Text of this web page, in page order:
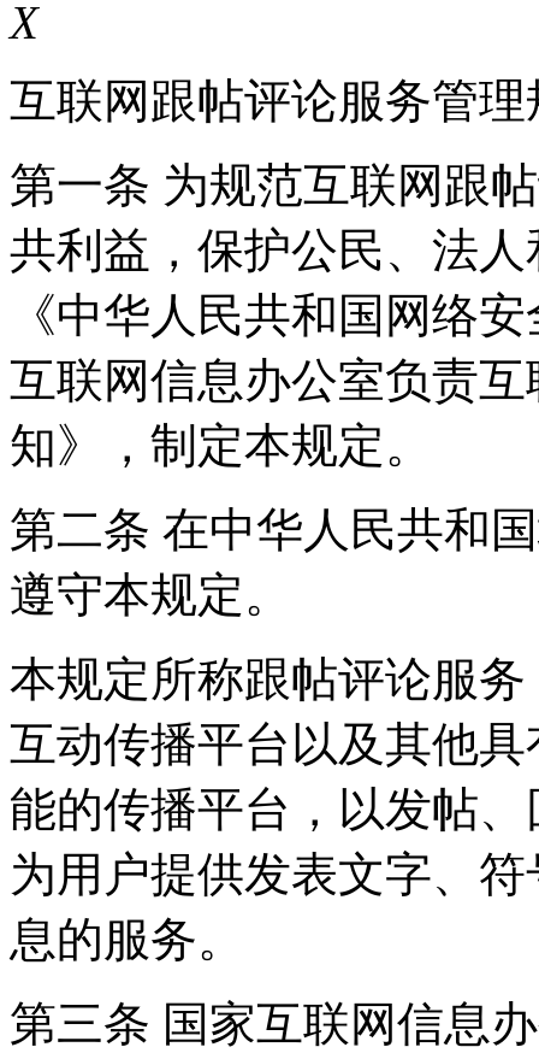
X
互联网跟帖评论服务管理
第一条 为规范互联网跟
共利益，保护公民、法
《中华人民共和国网络
互联网信息办公室负责
知》，制定本规定。
第二条 在中华人民共和
遵守本规定。
本规定所称跟帖评论服
互动传播平台以及其他
能的传播平台，以发帖
为用户提供发表文字、
息的服务。
第三条 国家互联网信息